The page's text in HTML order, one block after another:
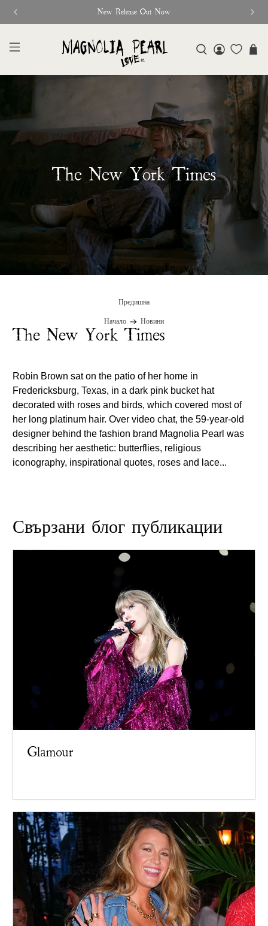
New Release Out Now
The New York Times
Начало Новини
Предишна
The New York Times
Robin Brown sat on the patio of her home in
Fredericksburg, Texas, in a dark pink bucket hat
decorated with roses and birds, which covered most of
her long platinum hair. Over video chat, the 59-year-old
designer behind the fashion brand Magnolia Pearl was
describing her aesthetic: butterflies, religious
iconography, inspirational quotes, roses and lace...
Свързани блог публикации
Glamour